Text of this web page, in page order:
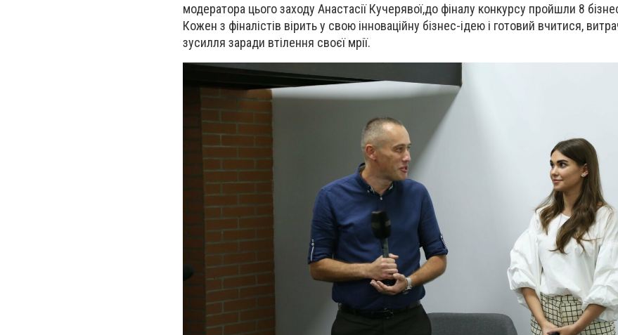
модератора цього заходу Анастасії Кучерявої,до фіналу конкурсу пройшли 8
Кожен з фіналістів віритьу свою інноваційну бізнес-ідею і готовий вчитися,
зусилля заради втілення своєї мрії.